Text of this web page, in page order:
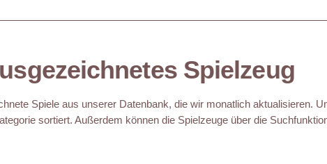
Spielzeug
Spiele aus unserer Datenbank, die wir monatlich aktualisieren.
sortiert. Außerdem können die Spielzeuge über die